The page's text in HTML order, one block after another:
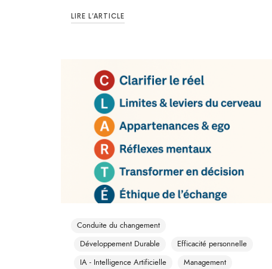
LIRE L’ARTICLE
Conduite du changement
Développement Durable
Efficacité personnelle
IA - Intelligence Artificielle
Management